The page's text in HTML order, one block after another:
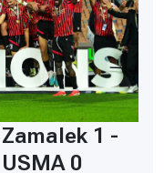
Zamalek 1 -
USMA 0